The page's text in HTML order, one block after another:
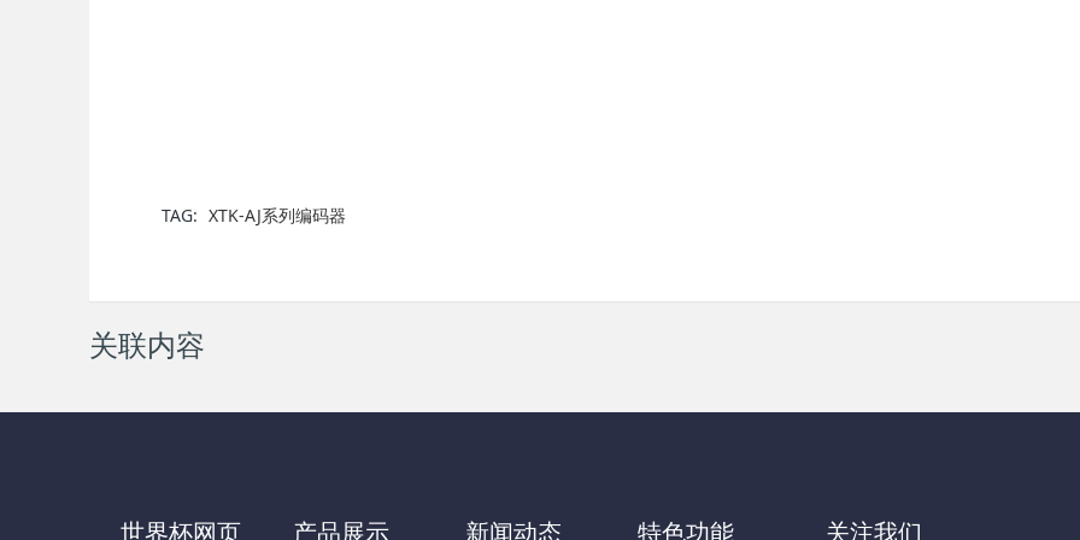
TAG: XTK-AJ系列编码器
关联内容
世界杯网页 产品展示 新闻动态 特色功能 关注我们